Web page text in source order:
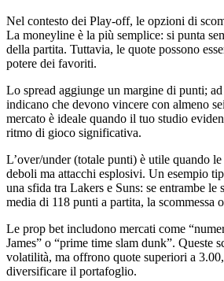
Nel contesto dei Play‑off, le opzioni di
La moneyline è la più semplice: si punta
della partita. Tuttavia, le quote possono
potere dei favoriti.
Lo spread aggiunge un margine di punti;
indicano che devono vincere con almeno
mercato è ideale quando il tuo studio
ritmo di gioco significativa.
L’over/under (totale punti) è utile quando
deboli ma attacchi esplosivi. Un esempio
una sfida tra Lakers e Suns: se entrambe le
media di 118 punti a partita, la scommessa
Le prop bet includono mercati come
James” o “prime time slam dunk”. Queste
volatilità, ma offrono quote superiori a
diversificare il portafoglio.